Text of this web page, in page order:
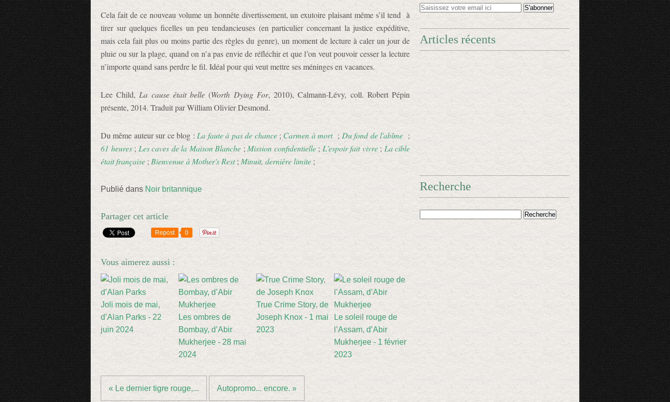
Cela fait de ce nouveau volume un honnête divertissement, un exutoire plaisant même s’il tend à
tirer sur quelques ficelles un peu tendancieuses (en particulier concernant la justice expéditive,
mais cela fait plus ou moins partie des règles du genre), un moment de lecture à caler un jour de
pluie ou sur la plage, quand on n’a pas envie de réfléchir et que l’on veut pouvoir cesser la lecture
n’importe quand sans perdre le fil. Idéal pour qui veut mettre ses méninges en vacances.
Lee Child, La cause était belle (Worth Dying For, 2010), Calmann-Lévy, coll. Robert Pépin
présente, 2014. Traduit par William Olivier Desmond.
Du même auteur sur ce blog : La faute à pas de chance; Carmen à mort ; Du fond de l'abîme ;
61 heures; Les caves de la Maison Blanche ; Mission confidentielle; L'espoir fait vivre ; La cible
était française ; Bienvenue à Mother's Rest; Minuit, dernière limite ;
Publié dans Noir britannique
Partager cet article
Repost 0
Vous aimerez aussi :
Joli mois de mai,
d’Alan Parks - 22
juin 2024
Les ombres de
Bombay, d’Abir
Mukherjee - 28 mai
2024
True Crime Story, de
Joseph Knox - 1 mai
2023
Le soleil rouge de
l’Assam, d’Abir
Mukherjee - 1 février
2023
« Le dernier tigre rouge,... Autopromo... encore. »
Articles récents
Recherche